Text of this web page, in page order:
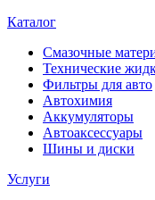
Каталог
Смазочные
Технические
Фильтры для авто
Автохимия
Аккумуляторы
Автоаксессуары
Шины и диски
Услуги